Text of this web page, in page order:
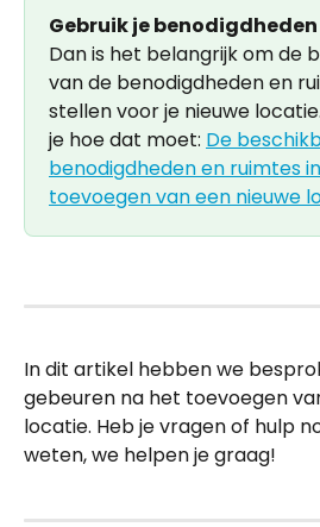
Gebruik je
Dan is het belangrijk om de
van de benodigdheden en
stellen voor je nieuwe
je hoe dat moet: De
benodigdheden en ruimtes
toevoegen van een nieuwe
In dit artikel hebben we
gebeuren na het toevoegen
locatie. Heb je vragen of hulp
weten, we helpen je graag!